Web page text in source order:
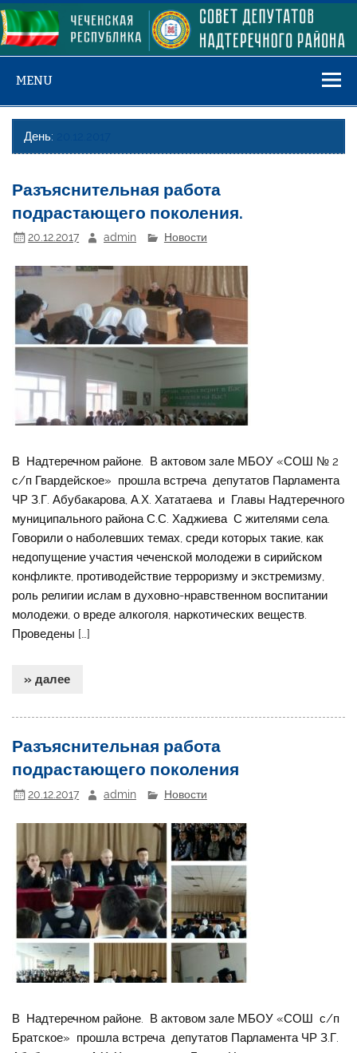
Skip
to
content
MENU
День:
Разъяснительная работа
подрастающего поколения.
20.12.2017 admin Новости
В Надтеречном районе. В актовом зале МБОУ «СОШ № 2
с/п Гвардейское» прошла встреча депутатов Парламента
ЧР З.Г. Абубакарова, А.Х. Хататаева и Главы Надтеречного
муниципального района С.С. Хаджиева С жителями села.
Говорили о наболевших темах, среди которых такие, как
недопущение участия чеченской молодежи в сирийском
конфликте, противодействие терроризму и экстремизму,
роль религии ислам в духовно-нравственном воспитании
молодежи, о вреде алкоголя, наркотических веществ.
Проведены […]
» далее
Разъяснительная работа
подрастающего поколения
20.12.2017 admin Новости
В Надтеречном районе. В актовом зале МБОУ «СОШ с/п
Братское» прошла встреча депутатов Парламента ЧР З.Г.